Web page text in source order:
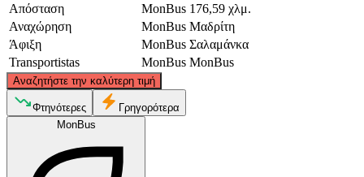
Απόσταση
MonBus 176,59 χλμ.
Αναχώρηση
MonBus Μαδρίτη
Άφιξη
MonBus Σαλαμάνκα
Transportistas
MonBus MonBus
Αναζητήστε την καλύτερη τιμή
©CARTO, ©
Φτηνότερες
Γρηγορότερα
MonBus